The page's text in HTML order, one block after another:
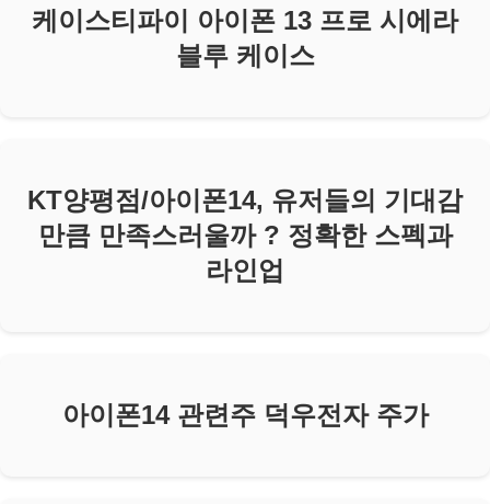
케이스티파이 아이폰 13 프로 시에라
블루 케이스
KT양평점/아이폰14, 유저들의 기대감
만큼 만족스러울까 ? 정확한 스펙과
라인업
아이폰14 관련주 덕우전자 주가